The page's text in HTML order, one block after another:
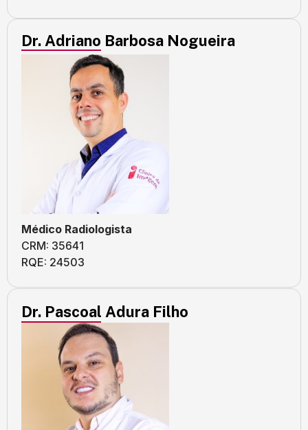
Dr. Adriano Barbosa Nogueira
Médico Radiologista
CRM: 35641
RQE: 24503
Dr. Pascoal Adura Filho